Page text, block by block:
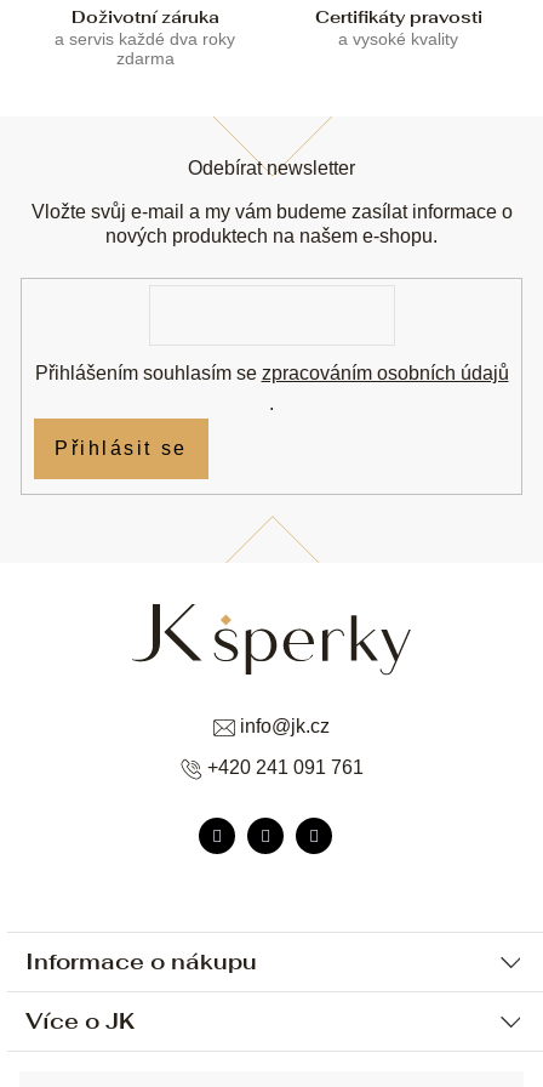
Doživotní záruka
a servis každé dva roky
zdarma
Certifikáty pravosti
a vysoké kvality
Informace o nákupu
Ochrana osobních údajů
Více o JK
info@jk.cz
+420 241 091 761
Odebírat newsletter
Vložte svůj e-mail a my vám budeme zasílat informace o
nových produktech na našem e-shopu.
Přihlášením souhlasím se zpracováním osobních údajů
.
Přihlásit se